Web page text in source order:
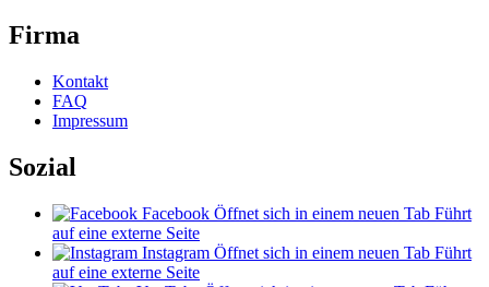
Firma
Kontakt
FAQ
Impressum
Sozial
Facebook Öffnet sich in einem neuen Tab Führt
auf eine externe Seite
Instagram Öffnet sich in einem neuen Tab Führt
auf eine externe Seite